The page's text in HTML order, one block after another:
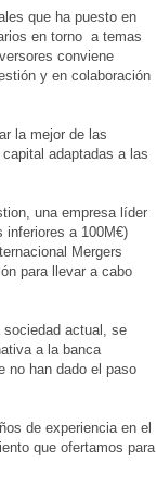
que ha puesto en
en torno a temas
conviene
y en colaboración
la mejor de las
adaptadas a las
una empresa líder
inferiores a 100M€)
Mergers
para llevar a cabo
actual, se
a la banca
no han dado el paso
de experiencia en el
que ofertamos para